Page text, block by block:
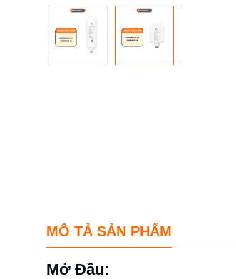
MÔ TẢ SẢN PHẨM
Mở Đầu: